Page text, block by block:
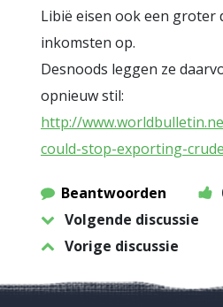
Libië eisen ook een groter
inkomsten op.
Desnoods leggen ze
opnieuw stil:
http://
could-stop-exporting-
Beantwoorden
Volgende discussie
Vorige discussie